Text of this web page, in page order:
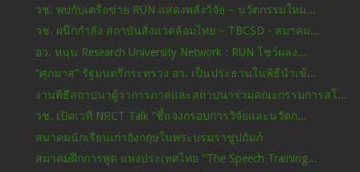
วช. พบกับเครือข่าย RUN แสดงพลังวิจัย – นวัตกรรมใหม...
วช. ผนึกกำลัง สถาบันสิ่งแวดล้อมไทย – TBCSD - สมาคม...
อว. หนุน Research University Network : RUN โชว์ผลง...
“ศุภมาส” รัฐมนตรีกระทรวง อว. เป็นประธานในพิธีนำเข้...
งานพิธีสถาปนาผู้ว่าการภาคและสถาปนาร่วมคณะกรรมการสโ...
วช. เปิดเวที NRCT Talk “ชี้แจงกรอบการวิจัยและนวัตก...
สมาคมนักเรียนเก่าอังกฤษในพระบรมราชูปถัมภ์
สมาคมฝึกการพูด แห่งประเทศไทย "The Speech Training...